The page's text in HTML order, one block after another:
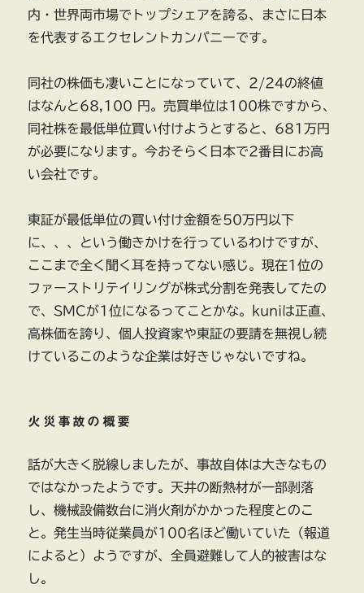
内・世界両市場でトップシェアを誇る、まさに日本
を代表するエクセレントカンパニーです。
同社の株価も凄いことになっていて、2/24の終値
はなんと68,100 円。売買単位は100株ですから、
同社株を最低単位買い付けようとすると、681万円
が必要になります。今おそらく日本で2番目にお高
い会社です。
東証が最低単位の買い付け金額を50万円以下
に、、、という働きかけを行っているわけですが、
ここまで全く聞く耳を持ってない感じ。現在1位の
ファーストリテイリングが株式分割を発表してたの
で、SMCが1位になるってことかな。kuniは正直、
高株価を誇り、個人投資家や東証の要請を無視し続
けているこのような企業は好きじゃないですね。
火災事故の概要
話が大きく脱線しましたが、事故自体は大きなもの
ではなかったようです。天井の断熱材が一部剥落
し、機械設備数台に消火剤がかかった程度とのこ
と。発生当時従業員が100名ほど働いていた（報道
によると）ようですが、全員避難して人的被害はな
し。